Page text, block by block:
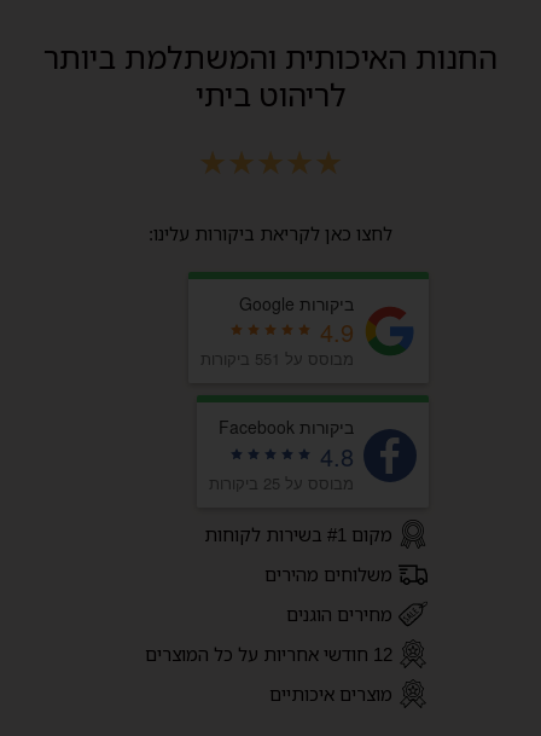
החנות האיכותית והמשתלמת ביותר
לריהוט ביתי
★
★
★
★
★
לחצו כאן לקריאת ביקורות עלינו:
ביקורות Google
4.9
מבוסס על 551 ביקורות
ביקורות Facebook
4.8
מבוסס על 25 ביקורות
מקום #1 בשירות לקוחות
משלוחים מהירים
מחירים הוגנים
12 חודשי אחריות על כל המוצרים
מוצרים איכותיים